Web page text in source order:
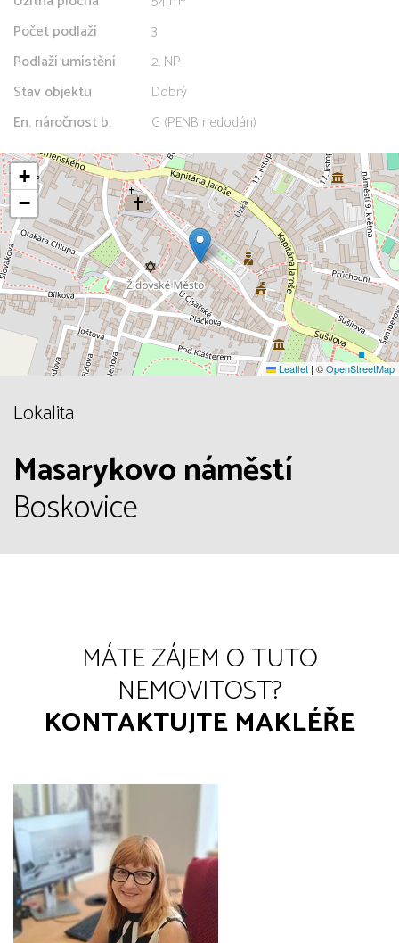
Počet podlaží
3
Podlaží umístění
2. NP
Stav objektu
Dobrý
En. náročnost b.
G (PENB nedodán)
+
−
Leaflet | ©OpenStreetMap
Lokalita
Masarykovo náměstí
Boskovice
MÁTE ZÁJEM O TUTO
NEMOVITOST?
KONTAKTUJTE MAKLÉŘE